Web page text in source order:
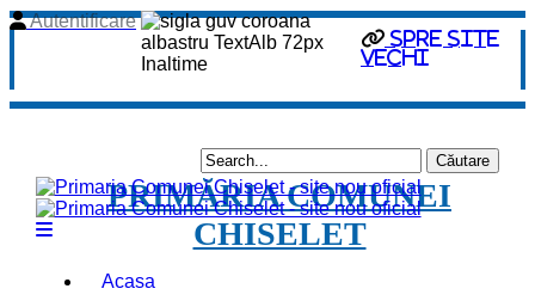
Spre site
vechi
Autentificare
PRIMĂRIA COMUNEI
CHISELET
Acasa